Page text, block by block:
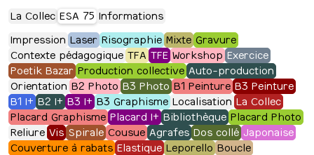
La Collec ESA 75 Informations
Impression Laser Risographie Mixte Gravure
Contexte pédagogique TFA TFE Workshop Exercice
Poetik Bazar Production collective Auto-production
Orientation B2 Photo B3 Photo B1 Peinture B3 Peinture
B1 I+ B2 I+ B3 I+ B3 Graphisme Localisation La Collec
Placard Graphisme Placard I+ Bibliothèque Placard Photo
Reliure Vis Spirale Cousue Agrafes Dos collé Japonaise
Couverture à rabats Elastique Leporello Boucle